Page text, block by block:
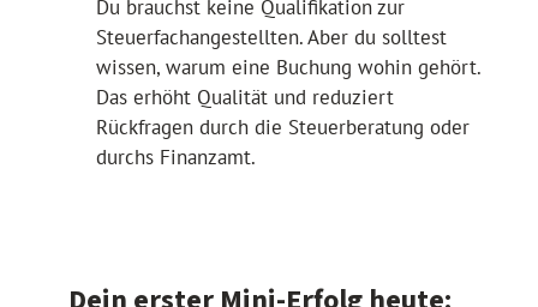
Du brauchst keine Qualifikation zur
Steuerfachangestellten. Aber du solltest
wissen, warum eine Buchung wohin gehört.
Das erhöht Qualität und reduziert
Rückfragen durch die Steuerberatung oder
durchs Finanzamt.